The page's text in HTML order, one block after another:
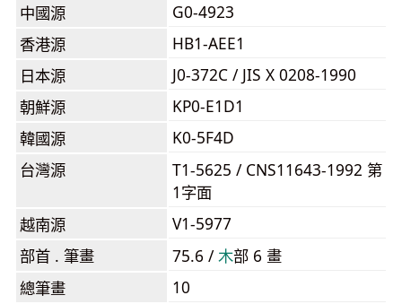
中國源
G0-4923
香港源
HB1-AEE1
日本源
J0-372C / JIS X 0208-1990
朝鮮源
KP0-E1D1
韓國源
K0-5F4D
台灣源
T1-5625 / CNS11643-1992 第
1字面
越南源
V1-5977
部首 . 筆畫
75.6 /⽊部 6 畫
總筆畫
10